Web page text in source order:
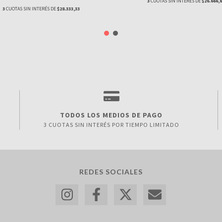
3CUOTAS SIN INTERÉS DE$28.333,33
TODOS LOS MEDIOS DE PAGO
3 CUOTAS SIN INTERÉS POR TIEMPO LIMITADO
REDES SOCIALES